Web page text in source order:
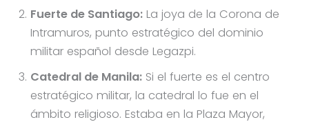
Fuerte de Santiago:La joya de la Corona de
Intramuros, punto estratégico del dominio
militar español desde Legazpi.
Catedral de Manila:Si el fuerte es el centro
estratégico militar, la catedral lo fue en el
ámbito religioso. Estaba en la Plaza Mayor,